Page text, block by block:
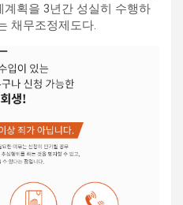
획을 3년간 성실히 수행하
채무조정제도다.